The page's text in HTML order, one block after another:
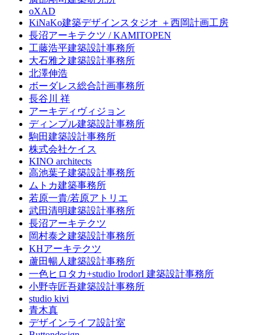
oXAD
KiNaKo建築デザインスタジオ ＋西岡計画工房
長沼アーキテクツ / KAMITOPEN
工藤浩平建築設計事務所
大石雅之建築設計事務所
北澤伸浩
ボーダレス総合計画事務所
長谷川 祥
アーキディヴィジョン
ディンプル建築設計事務所
駒田建築設計事務所
株式会社ケイス
KINO architects
高池葉子建築設計事務所
ムトカ建築事務所
若原一貴/若原アトリエ
武田清明建築設計事務所
長沼アーキテクツ
岡村泰之建築設計事務所
KHアーキテクツ
蘆田暢人建築設計事務所
一色ヒロタカ+studio IrodorI 建築設計事務所
小野寺匠吾建築設計事務所
studio kivi
青木真
デザインライフ設計室